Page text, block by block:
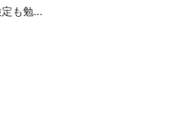
定も勉…